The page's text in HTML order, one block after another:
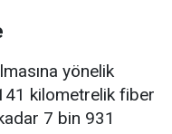
yönelik
kilometrelik fiber
7 bin 931